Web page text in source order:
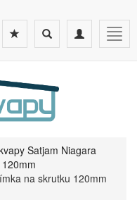
Toggle
navigation
Toggle
search
Satjam Niagara
na skrutku 120mm